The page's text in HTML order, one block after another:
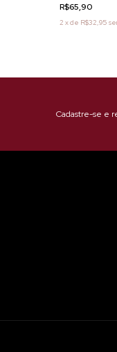
R$65,90
2 xde R$32,95
Cadastre-se e